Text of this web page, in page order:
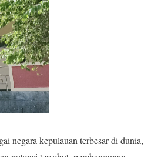
negara kepulauan terbesar di dunia,